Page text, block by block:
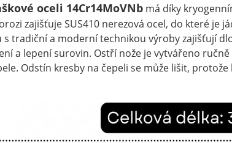
oceli 14Cr14MoVNbmá díky
zajišťuje SUS410 nerezová ocel, do které je
s tradiční a moderní technikou výroby zajišťují
a lepení surovin. Ostří nože je vytvářeno
Odstín kresby na čepeli se může lišit,